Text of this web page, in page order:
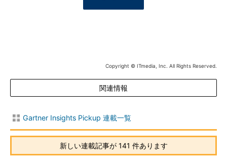
Copyright © ITmedia, Inc. All Rights Reserved.
関連情報
Gartner Insights Pickup 連載一覧
新しい連載記事が 141 件あります